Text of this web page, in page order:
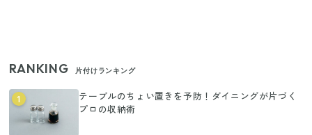
RANKING 片付けランキング
1
テーブルのちょい置きを予防！ダイニングが片づく
プロの収納術